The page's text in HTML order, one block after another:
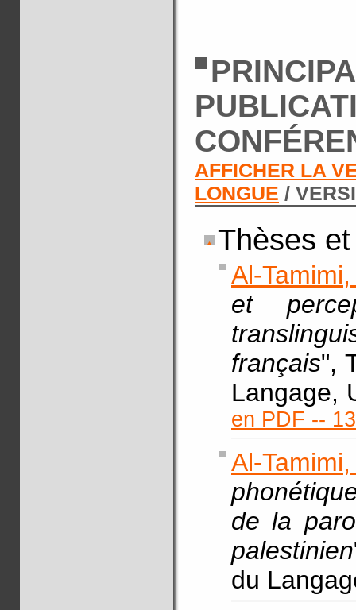
AFFICHER LA
LONGUE /
Thèses
Al-
et
français",
Langage,
en PDF --
Al-
de la
palestinien
du